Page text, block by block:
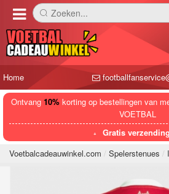
󰅼 Zoeken...
Home
Ontvang 10%korting op bestellingen van
VOETBAL
Gratis
Voetbalcadeauwinkel.com
Spelerstenues